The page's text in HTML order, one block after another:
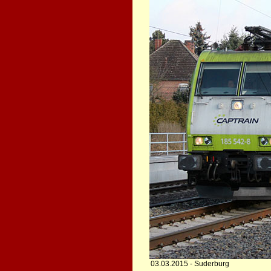
03.03.2015 - Suderburg